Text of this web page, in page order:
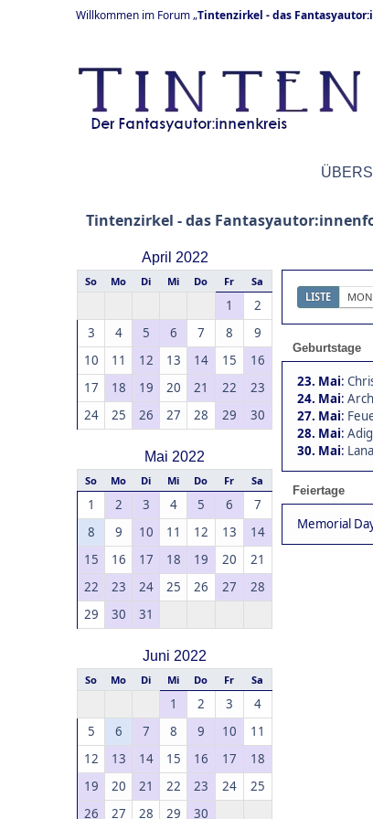
Willkommen im Forum „Tintenzirkel - das
Tintenzirkel - das
April 2022
So Mo Di Mi Do Fr Sa
1
2
3
4 5 6 7 8
9
10
11 12 13 14 15
16
17
18 19 20 21 22
23
24
25 26 27 28 29 30
Mai 2022
So Mo Di Mi Do Fr Sa
1 2 3 4 5 6
7
8
9 10 11 12 13
14
15
16 17 18 19 20
21
22
23 24 25 26 27
28
29
30 31
Juni 2022
So Mo Di Mi Do Fr Sa
1 2 3
4
5
6 7 8 9 10
11
12
13 14 15 16 17
18
19
20 21 22 23 24
25
26
27 28 29 30
LISTE
Geburtstage
23. Mai:
24. Mai:
27. Mai:
28. Mai:
30. Mai:
Feiertage
Memorial